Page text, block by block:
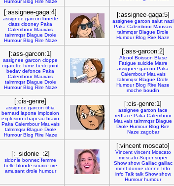
Humour Blog Rire Naze
[:assignee-gaga:4]
assignee garcon lunette
class clooney Paka
Calembour Mauvais
talmmqsr Blague Drole
Humour Blog Rire Naze
[:assignee-gaga:5]
assignee garcon salut nazi
Paka Calembour Mauvais
talmmqsr Blague Drole
Humour Blog Rire Naze
[:ass-garcon:1]
assignee garcon cloppe
cigarette fume bedo joint
bedav defonce Paka
Calembour Mauvais
talmmqsr Blague Drole
Humour Blog Rire Naze
[:ass-garcon:2]
Alcool Boisson Blase
Fatigue suicide Marre
assignee garcon Paka
Calembour Mauvais
talmmqsr Blague Drole
Humour Blog Rire Naze
moche boudin
[:cis-genre]
assignee garcon tibia
bernard laporte implosion
explosion chapeau bravo
Paka Calembour Mauvais
talmmqsr Blague Drole
Humour Blog Rire Naze
[:cis-genre:1]
assignee garcon face
redface Paka Calembour
Mauvais talmmqsr Blague
Drole Humour Blog Rire
Naze zagobar
[:_sidonie_:2]
sidonie bonnec femme
belle blonde sourire rire
amusant drole humour
[:vincent moscato]
Vincent vincent Moscato
moscato Super super
Show show Gaillac gaillac
ment donne donne Info
info Talk talk Show show
Humour humour